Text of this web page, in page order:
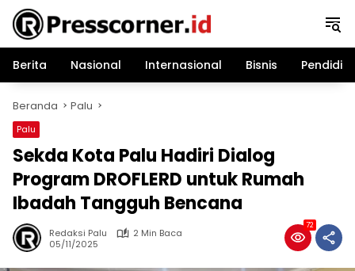
Langsung
konten
Berita
Nasional Internasional Bisnis
Beranda Palu
Palu
Sekda Kota Palu Hadiri Dialog
Program DROFLERD untuk Rumah
Ibadah Tangguh Bencana
Redaksi Palu
2 Min Baca
05/11/2025
72